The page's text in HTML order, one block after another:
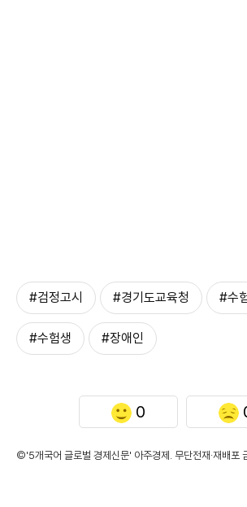
#검정고시 #경기도교육청 #수
#수험생 #장애인
0
©'5개국어 글로벌 경제신문' 아주경제. 무단전재·재배포